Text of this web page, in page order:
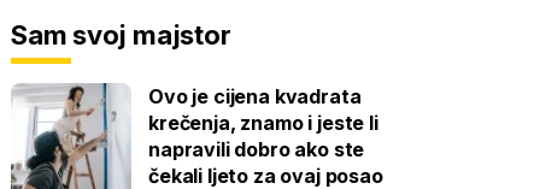
Sam svoj majstor
Ovo je cijena kvadrata
krečenja, znamo i jeste li
napravili dobro ako ste
čekali ljeto za ovaj posao